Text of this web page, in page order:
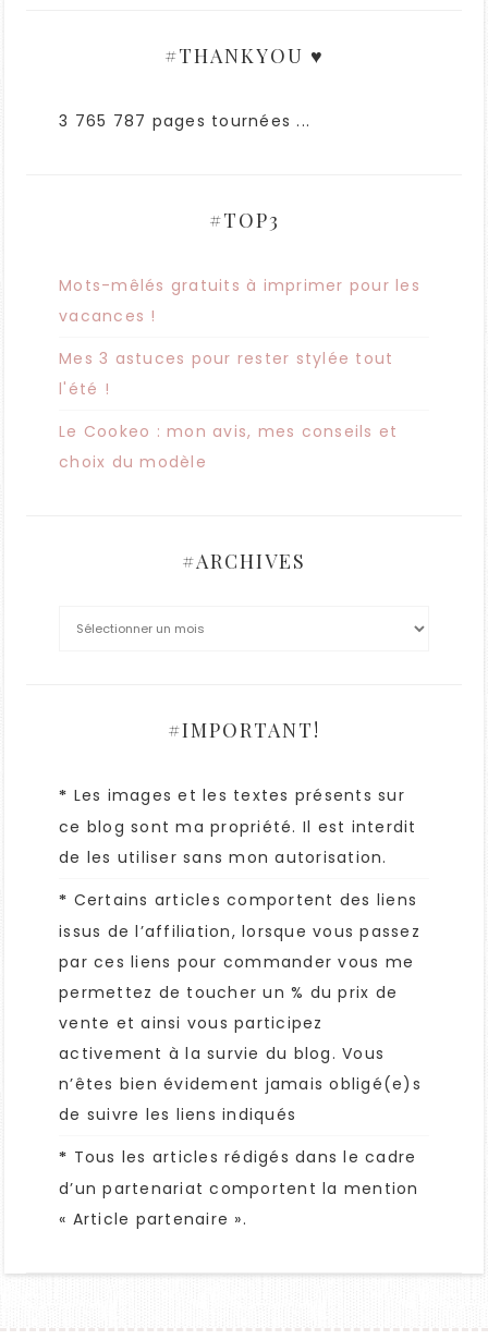
#THANKYOU ♥
3 765 787 pages tournées ...
#TOP3
Mots-mêlés gratuits à imprimer pour les
vacances !
Mes 3 astuces pour rester stylée tout
l'été !
Le Cookeo : mon avis, mes conseils et
choix du modèle
#ARCHIVES
#IMPORTANT!
* Les images et les textes présents sur
ce blog sont ma propriété. Il est interdit
de les utiliser sans mon autorisation.
* Certains articles comportent des liens
issus de l’affiliation, lorsque vous passez
par ces liens pour commander vous me
permettez de toucher un % du prix de
vente et ainsi vous participez
activement à la survie du blog. Vous
n’êtes bien évidement jamais obligé(e)s
de suivre les liens indiqués
* Tous les articles rédigés dans le cadre
d’un partenariat comportent la mention
« Article partenaire ».